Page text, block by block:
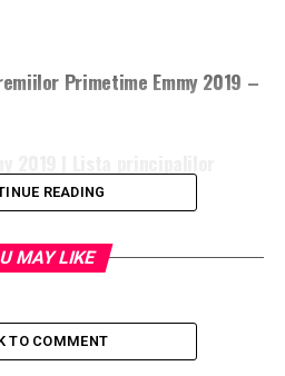
Primetime Emmy 2019 –
READING
MAY LIKE
TO COMMENT